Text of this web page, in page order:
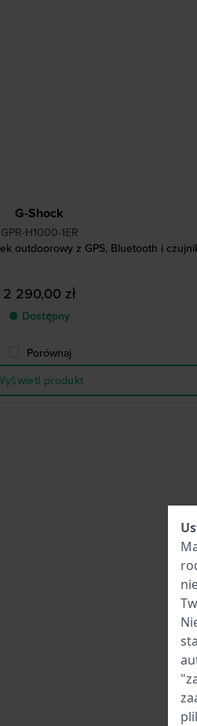
G-Shock
GPR-H1000-1ER
outdoorowy z GPS, Bluetooth i
2 290,00 zł
● Dostępny
Porównaj
produkt